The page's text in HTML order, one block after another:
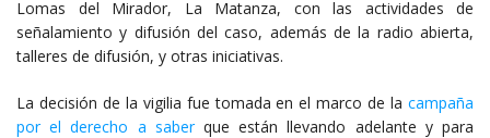
Lomas del Mirador, La Matanza, con las actividades de
señalamiento y difusión del caso, además de la radio abierta,
talleres de difusión, y otras iniciativas.
La decisión de la vigilia fue tomada en el marco de la campaña
por el derecho a saber que están llevando adelante y para